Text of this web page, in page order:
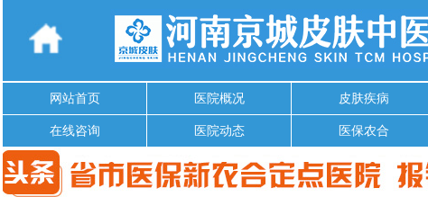
网站首页 医院概况 皮肤疾病
在线咨询 医院动态 医保农合